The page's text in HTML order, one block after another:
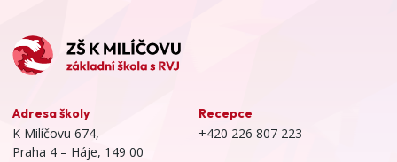
Adresa školy
K Milíčovu 674,
Praha 4 – Háje, 149 00
Recepce
+420 226 807 223